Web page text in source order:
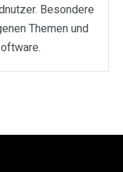
Besondere
Themen und